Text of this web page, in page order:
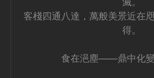
客棧四通八達，萬般美景近在
得。
食在浥塵——鼎中化